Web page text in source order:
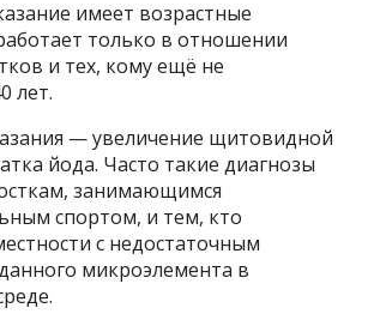
имеет возрастные
только в отношении
и тех, кому ещё не
лет.
— увеличение щитовидной
йода. Часто такие диагнозы
занимающимся
спортом, и тем, кто
с недостаточным
микроэлемента в